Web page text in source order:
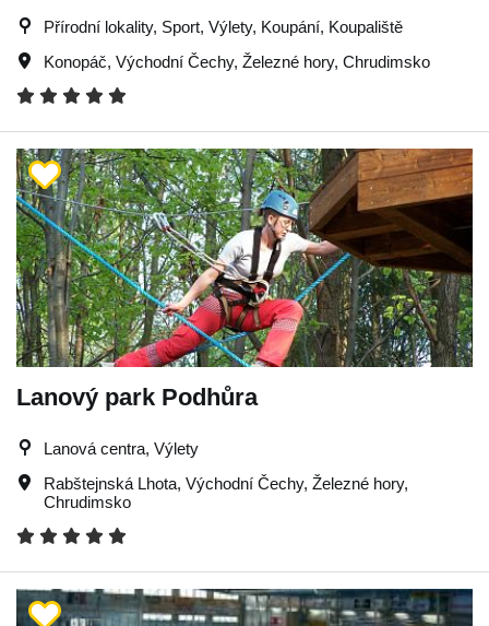
Přírodní lokality, Sport, Výlety, Koupání, Koupaliště
Konopáč, Východní Čechy, Železné hory, Chrudimsko
Lanový park Podhůra
Lanová centra, Výlety
Rabštejnská Lhota, Východní Čechy, Železné hory,
Chrudimsko